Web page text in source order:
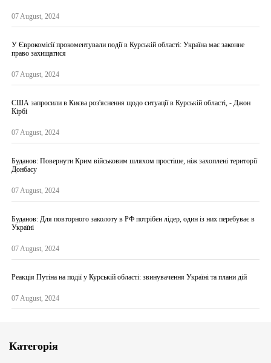
07 August, 2024
У Єврокомісії прокоментували події в Курській області: Україна має законне
право захищатися
07 August, 2024
США запросили в Києва роз'яснення щодо ситуації в Курській області, - Джон
Кірбі
07 August, 2024
Буданов: Повернути Крим військовим шляхом простіше, ніж захоплені території
Донбасу
07 August, 2024
Буданов: Для повторного заколоту в РФ потрібен лідер, один із них перебуває в
Україні
07 August, 2024
Реакція Путіна на події у Курській області: звинувачення Україні та плани дій
07 August, 2024
Категорія